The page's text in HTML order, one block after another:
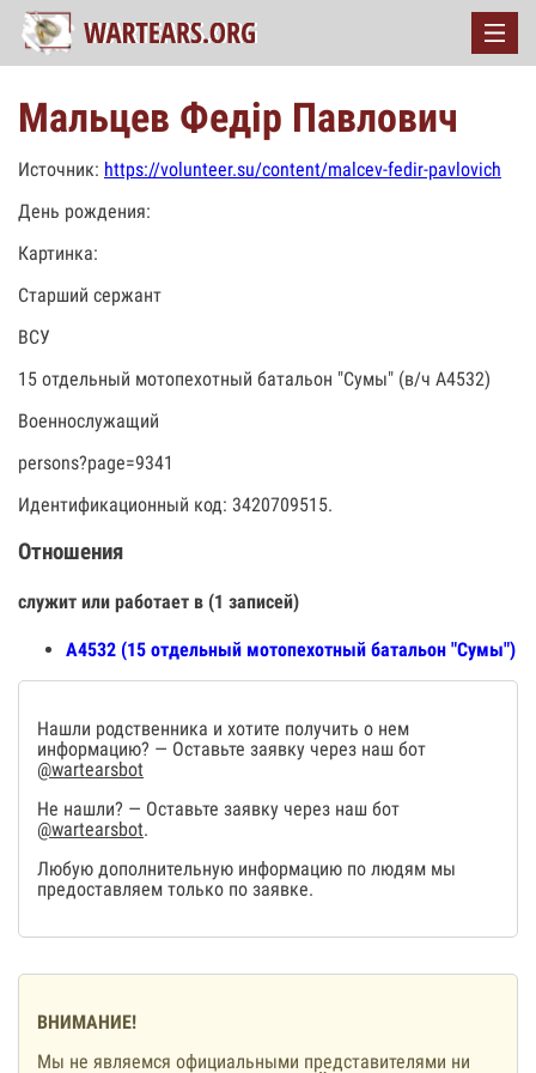
Мальцев Федір Павлович
Источник: https://volunteer.su/content/malcev-fedir-pavlovich
День рождения:
Картинка:
Старший сержант
ВСУ
15 отдельный мотопехотный батальон "Сумы" (в/ч А4532)
Военнослужащий
persons?page=9341
Идентификационный код: 3420709515.
Отношения
служит или работает в (1 записей)
А4532 (15 отдельный мотопехотный батальон "Сумы")
Нашли родственника и хотите получить о нем
информацию? — Оставьте заявку через наш бот
@wartearsbot
Не нашли? — Оставьте заявку через наш бот
@wartearsbot.
Любую дополнительную информацию по людям мы
предоставляем только по заявке.
ВНИМАНИЕ!
Мы не являемся официальными представителями ни